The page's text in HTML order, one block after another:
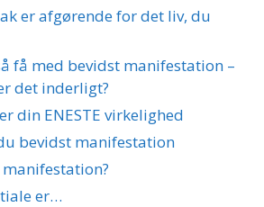
er afgørende for det liv, du
få med bevidst manifestation –
det inderligt?
din ENESTE virkelighed
bevidst manifestation
er…